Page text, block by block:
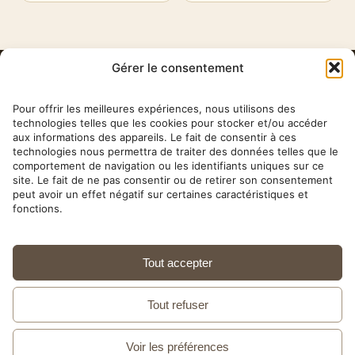
Gérer le consentement
Pour offrir les meilleures expériences, nous utilisons des
technologies telles que les cookies pour stocker et/ou accéder
aux informations des appareils. Le fait de consentir à ces
technologies nous permettra de traiter des données telles que le
comportement de navigation ou les identifiants uniques sur ce
site. Le fait de ne pas consentir ou de retirer son consentement
peut avoir un effet négatif sur certaines caractéristiques et
fonctions.
Tout accepter
Tout refuser
Voir les préférences
BARONA
✉ contact@herbabarona.com
10 rue Théophile Roussel — 75012 Paris ·
01 43 42 43 80· Mardi au samedi, 9h30–18h30 ·
4,7/5 sur Google